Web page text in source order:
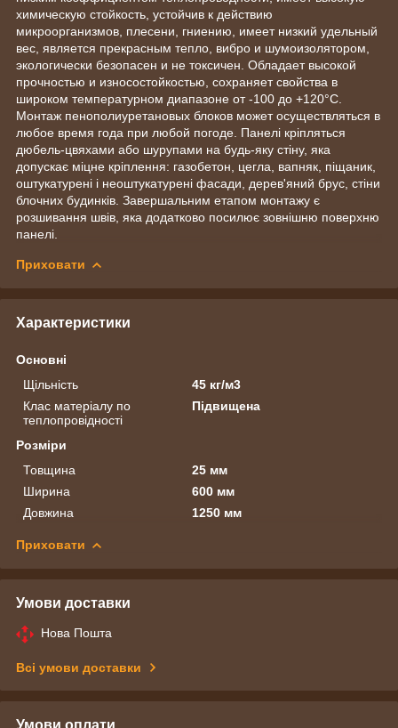
химическую стойкость, устойчив к действию
микроорганизмов, плесени, гниению, имеет низкий удельный
вес, является прекрасным тепло, вибро и шумоизолятором,
экологически безопасен и не токсичен. Обладает высокой
прочностью и износостойкостью, сохраняет свойства в
широком температурном диапазоне от -100 до +120°С.
Монтаж пенополиуретановых блоков может осуществляться в
любое время года при любой погоде. Панелі кріпляться
дюбель-цвяхами або шурупами на будь-яку стіну, яка
допускає міцне кріплення: газобетон, цегла, вапняк, піщаник,
оштукатурені і неоштукатурені фасади, дерев'яний брус, стіни
блочних будинків. Завершальним етапом монтажу є
розшивання швів, яка додатково посилює зовнішню поверхню
панелі.
Приховати
Характеристики
Основні
Щільність
45 кг/м3
Клас матеріалу по
теплопровідності
Підвищена
Розміри
Товщина
25 мм
Ширина
600 мм
Довжина
1250 мм
Приховати
Умови доставки
Нова Пошта
Всі умови доставки
Умови оплати